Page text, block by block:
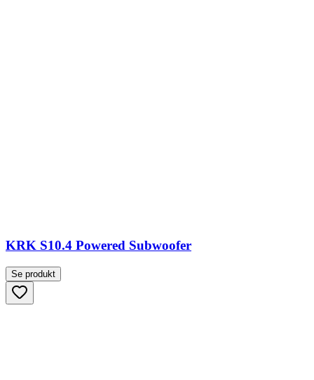
KRK S10.4 Powered Subwoofer
Se produkt